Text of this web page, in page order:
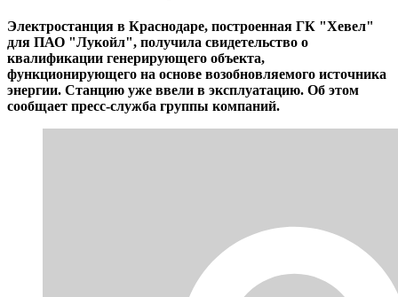
Электростанция в Краснодаре, построенная ГК "Хевел"
для ПАО "Лукойл", получила свидетельство о
квалификации генерирующего объекта,
функционирующего на основе возобновляемого источника
энергии. Станцию уже ввели в эксплуатацию. Об этом
сообщает пресс-служба группы компаний.